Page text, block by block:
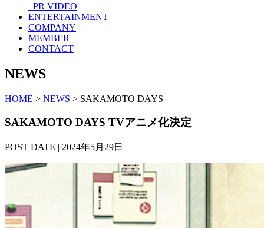
_PR VIDEO
ENTERTAINMENT
COMPANY
MEMBER
CONTACT
NEWS
HOME > NEWS > SAKAMOTO DAYS
SAKAMOTO DAYS TVアニメ化決定
POST DATE | 2024年5月29日